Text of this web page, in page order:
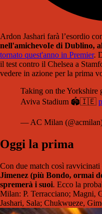
Ardon Jashari farà l’esordio
nell'amichevoIe di Dublino,
tornato quest'anno in Premier.
il test contro il Chelsea a
vedere in azione per la prima
Taking on the Yorkshire
Aviva Stadium 🏟🇮🇪
— AC Milan
Oggi la prima
Con due match così ravvicinati
Jimenez (più Bondo, ormai
spremerà i suoi. Ecco la
Milan: P. Terracciano; Magni,
Jashari, Sala; Chukwueze,